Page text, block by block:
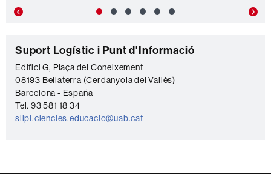
C
o
n
t
a
Suport Logístic i Punt d'Informació
Edifici G, Plaça del Coneixement
08193 Bellaterra (Cerdanyola del Vallès)
Barcelona - España
Tel. 93 581 18 34
slipi.ciencies.educacio@uab.cat